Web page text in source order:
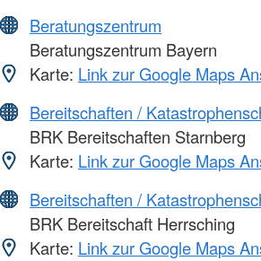
Beratungszentrum
Beratungszentrum Bayern
Karte: Link zur Google Maps
Bereitschaften /
BRK Bereitschaften Starnberg
Karte: Link zur Google Maps
Bereitschaften /
BRK Bereitschaft Herrsching
Karte: Link zur Google Maps